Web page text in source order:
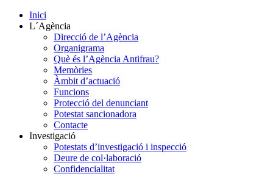
Inici
L´Agència
Direcció de l’Agència
Organigrama
Què és l’Agència Antifrau?
Memòries
Àmbit d’actuació
Funcions
Protecció del denunciant
Potestat sancionadora
Contacte
Investigació
Potestats d’investigació i inspecció
Deure de col·laboració
Confidencialitat